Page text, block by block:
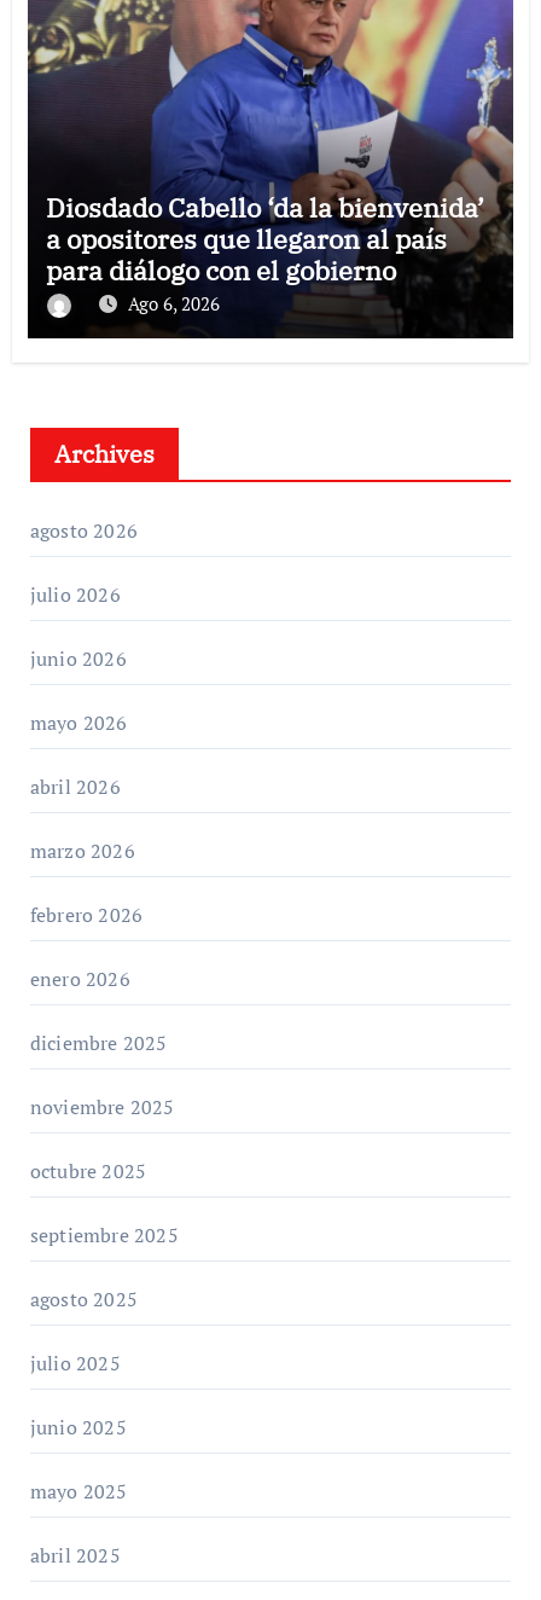
Diosdado Cabello ‘da la bienvenida’
a opositores que llegaron al país
para diálogo con el gobierno
Ago 6, 2026
Archives
agosto 2026
julio 2026
junio 2026
mayo 2026
abril 2026
marzo 2026
febrero 2026
enero 2026
diciembre 2025
noviembre 2025
octubre 2025
septiembre 2025
agosto 2025
julio 2025
junio 2025
mayo 2025
abril 2025